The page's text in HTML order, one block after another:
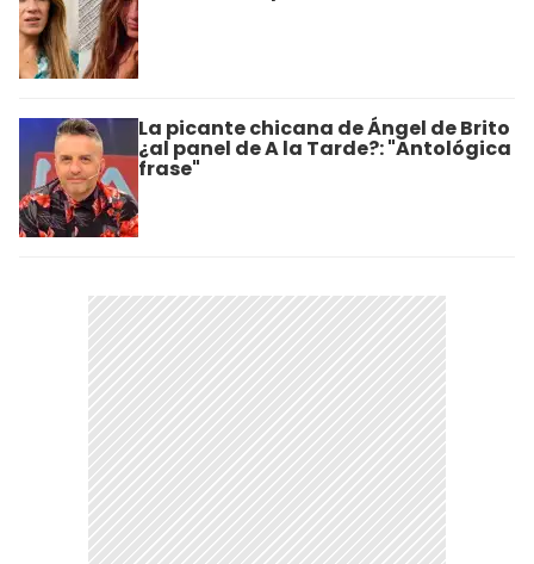
La picante chicana de Ángel de Brito
¿al panel de A la Tarde?: "Antológica
frase"